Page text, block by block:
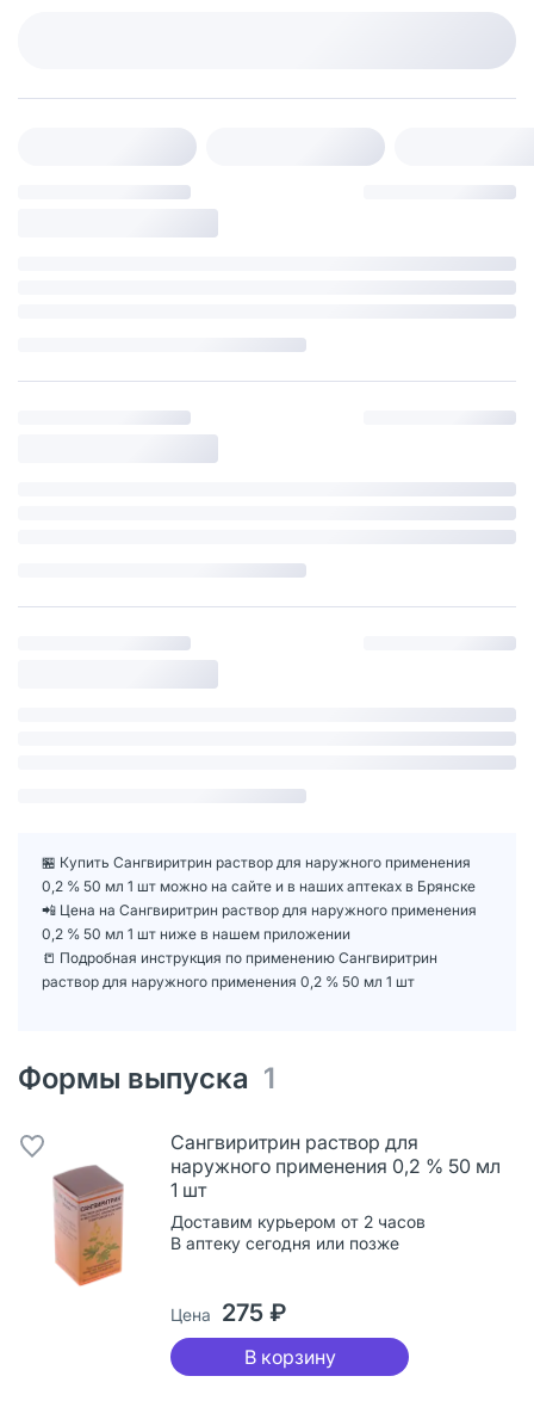
🏪 Купить Сангвиритрин раствор для наружного применения
0,2 % 50 мл 1 шт можно на сайте и в наших аптеках в Брянске
📲 Цена на Сангвиритрин раствор для наружного применения
0,2 % 50 мл 1 шт ниже в нашем приложении
📒 Подробная инструкция по применению Сангвиритрин
раствор для наружного применения 0,2 % 50 мл 1 шт
Формы выпуска 1
Сангвиритрин раствор для
наружного применения 0,2 % 50 мл
1 шт
Доставим курьером от 2 часов
В аптеку сегодня или позже
Цена 275 ₽
В корзину